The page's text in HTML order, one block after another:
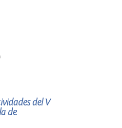
del V
de